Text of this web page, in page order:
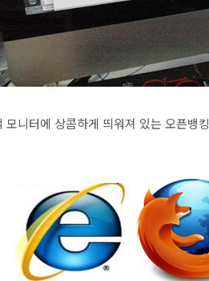
모니터에 상콤하게 띄워져 있는 오픈뱅